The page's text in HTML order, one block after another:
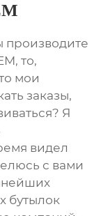
производите
, то,
мои
заказы,
Я
видел
с вами
бутылок